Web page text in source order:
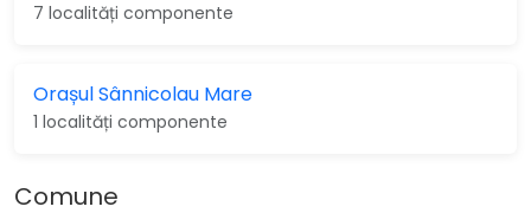
7 localități componente
Orașul Sânnicolau Mare
1 localități componente
Comune